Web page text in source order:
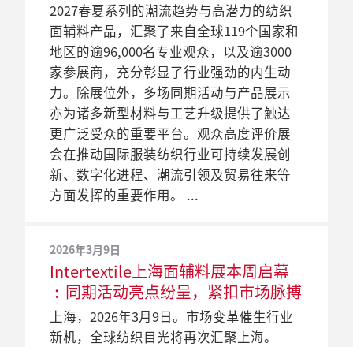
2027春夏系列的潮流趋势与高潜力的纺织
面辅料产品，汇聚了来自全球119个国家和
地区的逾96,000名专业观众，以及逾3000
家参展商，充分彰显了行业强劲的内生动
力。除展位外，多场同期活动与产品展示
亦为诸多新型材料与工艺升级提供了触达
更广泛受众的重要平台。观众高度评价展
会在推动国际服装纺织行业可持续发展创
新、数字化进程、潮流引领及贸易往来等
方面发挥的重要作用。
2026年3月9日
Intertextile上海面辅料展本周启幕
︰同期活动亮点纷呈，紧扣市场脉搏
上海，2026年3月9日。市场变革催生行业
新机，全球纺织目光将再次汇聚上海。
束。在国家会展中心（上海）内，买家与
来自25个国家和地区的3,100多家参展商建
立联繫，众多行业同仁齐聚一堂，表现出
对商贸前景充满信心。展会的亮点包括可
持续发展专区（Econogy Hub）首次登陆
春夏展；春季展会史上规模最大的日本展
团、中国香港展团和法国展区；13场可持
续发展论坛（Econogy Talks）；以及为功
能性面料而增设的两大展示区。
Intertextile上海面辅料春夏展下周
盛大启幕 同期活动纷呈 展会亮点丰
富
上海，2025年3月7日。作为服装面料界的
璀璨盛事，中国国际纺织面料及辅料（春
于政府进一步放宽签证条件，展会逾3,000
家展商当中，海外展商数目比上届增加了
22.9%。特别值得注意的是，本届展会迎来
了来自116个国家和地区的近9万名观众，
其中海外观众同比增长99%；第二和第三天
的回头率更高达87%，比往年大幅增加，展
现了国际买家庞大的采购意向。与此同
时，国内买家也具有十分旺盛的国内外纺
织品需求，其中以奢侈、可持续，及功能
性纺织品的需求尤为殷切。
2024年3月4日
本周Intertextile上海面辅料春夏展
同期活动丰富多样 探讨热门议题 助
力国际纺织行业发展
上海，2024 年 3 月 4 日。本届Intertextile
机遇。作为享誉全球的纺织品旗舰展，
Intertextile上海面辅料展呈现了多样化的产
品和技术，同期活动为与会者提供观展以
外丰富的行业资讯，与展会同期举办的
yarnexpo春夏纱线展及Intertextile上海春
夏家纺展也提升了买家的采购体验。
2023年3月24日
纺织业界期盼已久的盛宴 –
Intertextile 上海面辅料展将于周二
中国国际纺织面料及辅料（春夏）博览会
将于下周二于国家会展中心（上海）盛大
开幕。在经历了一段时间的停顿，纺织业
界都翘首以待展会的来临。同时，中国放
宽旅行限制也促进了海外与国内的参展商
纺展）也将于同一展期举行。
2022年3月15日
中国国际纺织面料及辅料（春夏）博
览会 把握市场大势 带来更多可持续
发展和功能性面料
今年，可持续和运动休闲产品将继续主导
时尚和服装行业发展趋势。中国国际纺织
面料及辅料（春夏）博览会将于4月14日至
续发展专区、跃动牛仔区等产品展区將展
示服装行业的创新绿色面料、纤维和解决
方案。用于运动和户外服装的高性能面料
将在功能面料区展出。
受好评。
2021年3月16日
近2,600家参展商齐聚Intertextile上
海面辅料展 本周三欢迎业界人士到
临
全球服装纺织品旗舰中国国际纺织面料及
辅料（春夏）博览会（Intertextile上海面辅
料展）将在本星期开幕，展期为3月17至19
盖了纺织业供应链的所有环节。每一位买
家都可以透过结合线上和跨平台的解决方
案以及实体展会，在展会提供的广泛产品
种类和服务中找到各自所需。
天，主办方宣布Intertextile上海面辅料展及
yarnexpo纱线展将与大湾区国际纺织面料
及辅料博览会（Intertextile深圳面辅料展）
及首届大湾区国际纺织纱线博览会
（yarnexpo深圳纱线展）合并举办，展览
日期为7月15至17日，而原本上海展的参展
商可选择改为参加深圳展；至于Intertextile
上海春夏家纺展的参展商则可选择参加将
于8月24至26日举行的秋冬展。
法兰克福展覧有限公司宣布原定三月
的上海纺织品展会将延期举行
考虑到目前新型冠状病毒感染肺炎的疫
情，法兰克福展覧今天宣布延期举办旗下
三场原定于3月11至13日在国家会展中心
地的买家，六个展馆的通道里，买家络绎
不绝。现场此起彼落的订单更是冲淡了业
内对经济放缓和贸易纠纷的担忧，并进一
步印证在Intertextile上海面辅料展有着无限
机遇。
2019年3月8日
全球纺织品旗舰展：Intertextile上
海面辅料展准备就绪 下周盛大开幕
国家会展中心（上海）开幕，展会从3月12
日至14日举行，为期三天。本届展会参展
商约3300家，来自23个国家和地区为来自
世界各地的买家展示最新的产品和服务。
各个展团及产品专区都增添了新的海外参
2018年3月8日
业内采购经验一网打尽：
Intertextile上海面辅料展同期活动
超过40场研讨会、专题小组会议会和数码
印花论坛。
2018年3月5日
Intertextile上海面辅料展的欧洲供
应商：中国买家采购优质与时尚产品
可持续粘胶纤维供应商在华达成新合作。